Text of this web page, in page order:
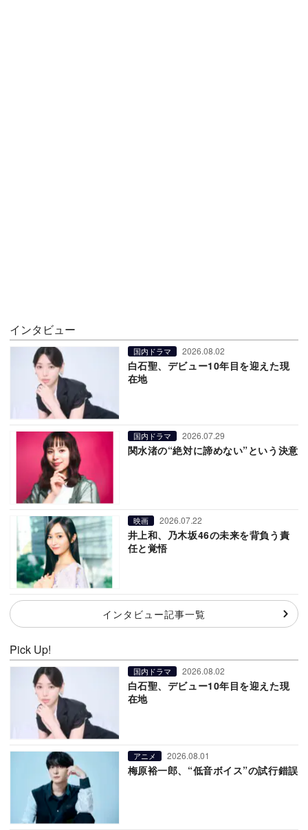
インタビュー
国内ドラマ 2026.08.02
白石聖、デビュー10年目を迎えた現
在地
国内ドラマ 2026.07.29
関水渚の“絶対に諦めない”という決意
映画 2026.07.22
井上和、乃木坂46の未来を背負う責
任と覚悟
インタビュー記事一覧
Pick Up!
国内ドラマ 2026.08.02
白石聖、デビュー10年目を迎えた現
在地
アニメ 2026.08.01
梅原裕一郎、“低音ボイス”の試行錯誤